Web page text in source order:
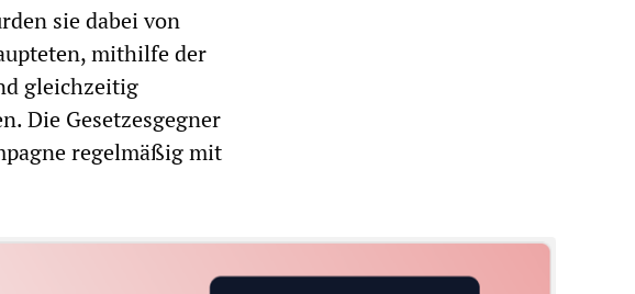
sie dabei von
mithilfe der
gleichzeitig
Die Gesetzesgegner
regelmäßig mit